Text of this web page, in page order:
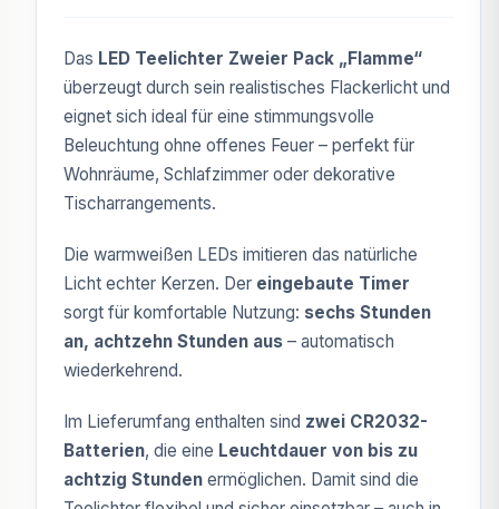
Das LED Teelichter Zweier Pack „Flamme“
überzeugt durch sein realistisches Flackerlicht und
eignet sich ideal für eine stimmungsvolle
Beleuchtung ohne offenes Feuer – perfekt für
Wohnräume, Schlafzimmer oder dekorative
Tischarrangements.
Die warmweißen LEDs imitieren das natürliche
Licht echter Kerzen. Der eingebaute Timer
sorgt für komfortable Nutzung: sechs Stunden
an, achtzehn Stunden aus – automatisch
wiederkehrend.
Im Lieferumfang enthalten sind zwei CR2032-
Batterien, die eine Leuchtdauer von bis zu
achtzig Stunden ermöglichen. Damit sind die